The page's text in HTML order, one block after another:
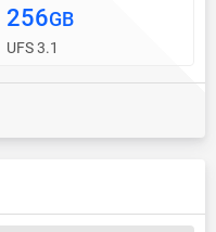
256GB
UFS 3.1